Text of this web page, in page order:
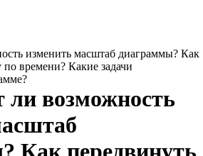
изменить масштаб диаграммы? Как
времени? Какие задачи
ли возможность